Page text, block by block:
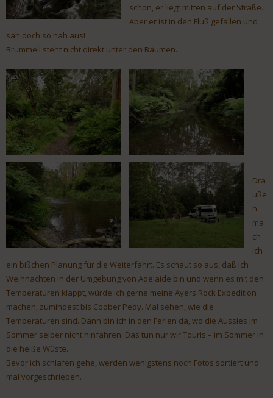
schon, er liegt mitten auf der Straße.
Aber er ist in den Fluß gefallen und
sah doch so nah aus!
Brummeli steht nicht direkt unter den Bäumen.
Dra
uße
n
ma
ch
ich
ein bißchen Planung für die Weiterfahrt. Es schaut so aus, daß ich
Weihnachten in der Umgebung von Adelaide bin und wenn es mit den
Temperaturen klappt, würde ich gerne meine Ayers Rock Expedition
machen, zumindest bis Coober Pedy. Mal sehen, wie die
Temperaturen sind. Dann bin ich in den Ferien da, wo die Aussies im
Sommer selber nicht hinfahren. Das tun nur wir Touris – im Sommer in
die heiße Wüste.
Bevor ich schlafen gehe, werden wenigstens noch Fotos sortiert und
mal vorgeschrieben.